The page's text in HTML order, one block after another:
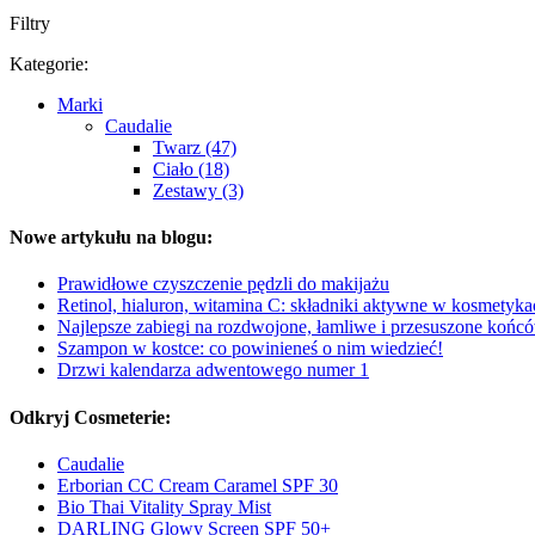
Filtry
Kategorie:
Marki
Caudalie
Twarz (47)
Ciało (18)
Zestawy (3)
Nowe artykułu na blogu:
Prawidłowe czyszczenie pędzli do makijażu
Retinol, hialuron, witamina C: składniki aktywne w
Najlepsze zabiegi na rozdwojone, łamliwe i przesuszone
Szampon w kostce: co powinieneś o nim wiedzieć!
Drzwi kalendarza adwentowego numer 1
Odkryj Cosmeterie:
Caudalie
Erborian CC Cream Caramel SPF 30
Bio Thai Vitality Spray Mist
DARLING Glowy Screen SPF 50+